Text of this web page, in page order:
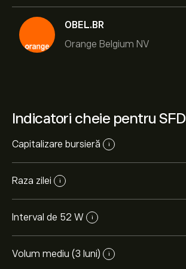
OBEL.BR
Orange Belgium NV
Indicatori cheie pentru SFD
Capitalizare bursieră i
Raza zilei i
Interval de 52 W i
Volum mediu (3 luni) i